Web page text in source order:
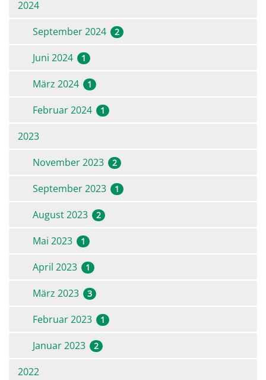
2024
September 2024
2
Juni 2024 1
März 2024 1
Februar 2024 1
2023
November 2023
2
September 2023 1
August 2023 2
Mai 2023 1
April 2023 1
März 2023 3
Februar 2023 1
Januar 2023 2
2022